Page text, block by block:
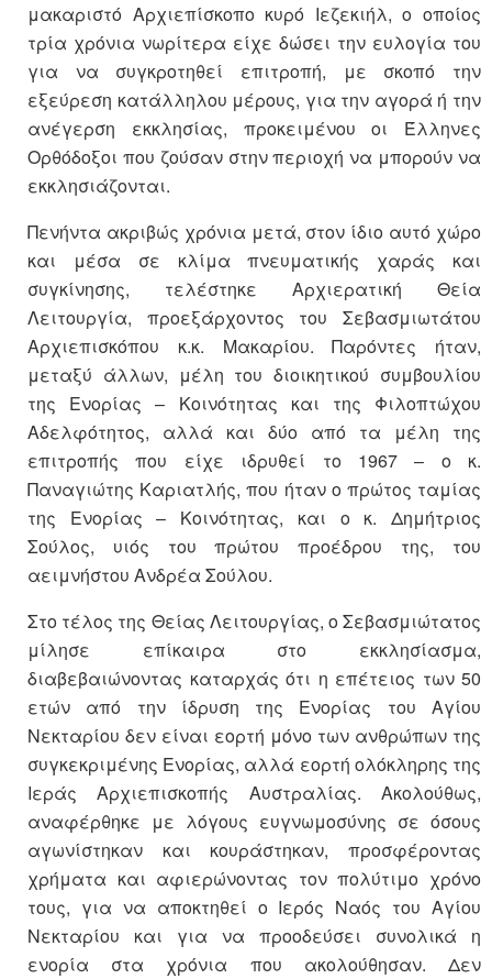
μακαριστό Αρχιεπίσκοπο κυρό Ιεζεκιήλ, ο οποίος
τρία χρόνια νωρίτερα είχε δώσει την ευλογία του
για να συγκροτηθεί επιτροπή, με σκοπό την
εξεύρεση κατάλληλου μέρους, για την αγορά ή την
ανέγερση εκκλησίας, προκειμένου οι Έλληνες
Ορθόδοξοι που ζούσαν στην περιοχή να μπορούν να
εκκλησιάζονται.
Πενήντα ακριβώς χρόνια μετά, στον ίδιο αυτό χώρο
και μέσα σε κλίμα πνευματικής χαράς και
συγκίνησης, τελέστηκε Αρχιερατική Θεία
Λειτουργία, προεξάρχοντος του Σεβασμιωτάτου
Αρχιεπισκόπου κ.κ. Μακαρίου. Παρόντες ήταν,
μεταξύ άλλων, μέλη του διοικητικού συμβουλίου
της Ενορίας – Κοινότητας και της Φιλοπτώχου
Αδελφότητος, αλλά και δύο από τα μέλη της
επιτροπής που είχε ιδρυθεί το 1967 – ο κ.
Παναγιώτης Καριατλής, που ήταν ο πρώτος ταμίας
της Ενορίας – Κοινότητας, και ο κ. Δημήτριος
Σούλος, υιός του πρώτου προέδρου της, του
αειμνήστου Ανδρέα Σούλου.
Στο τέλος της Θείας Λειτουργίας, ο Σεβασμιώτατος
μίλησε επίκαιρα στο εκκλησίασμα,
διαβεβαιώνοντας καταρχάς ότι η επέτειος των 50
ετών από την ίδρυση της Ενορίας του Αγίου
Νεκταρίου δεν είναι εορτή μόνο των ανθρώπων της
συγκεκριμένης Ενορίας, αλλά εορτή ολόκληρης της
Ιεράς Αρχιεπισκοπής Αυστραλίας. Ακολούθως,
αναφέρθηκε με λόγους ευγνωμοσύνης σε όσους
αγωνίστηκαν και κουράστηκαν, προσφέροντας
χρήματα και αφιερώνοντας τον πολύτιμο χρόνο
τους, για να αποκτηθεί ο Ιερός Ναός του Αγίου
Νεκταρίου και για να προοδεύσει συνολικά η
ενορία στα χρόνια που ακολούθησαν. Δεν